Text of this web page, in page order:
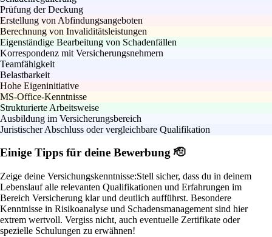
Prüfung der Deckung
Erstellung von Abfindungsangeboten
Berechnung von Invaliditätsleistungen
Eigenständige Bearbeitung von Schadenfällen
Korrespondenz mit Versicherungsnehmern
Teamfähigkeit
Belastbarkeit
Hohe Eigeninitiative
MS-Office-Kenntnisse
Strukturierte Arbeitsweise
Ausbildung im Versicherungsbereich
Juristischer Abschluss oder vergleichbare Qualifikation
Einige Tipps für deine Bewerbung 🫡
Zeige deine Versichungskenntnisse:Stell sicher, dass du in deinem
Lebenslauf alle relevanten Qualifikationen und Erfahrungen im
Bereich Versicherung klar und deutlich aufführst. Besondere
Kenntnisse in Risikoanalyse und Schadensmanagement sind hier
extrem wertvoll. Vergiss nicht, auch eventuelle Zertifikate oder
spezielle Schulungen zu erwähnen!